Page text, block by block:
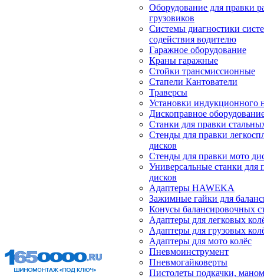
Оборудование для правки
грузовиков
Системы диагностики
содействия водителю
Гаражное оборудование
Краны гаражные
Стойки трансмиссионные
Стапели Кантователи
Траверсы
Установки индукционного
Дископравное
Станки для правки
Стенды для правки
дисков
Стенды для правки мото
Универсальные станки для
дисков
Адаптеры HAWEKA
Зажимные гайки для
Конусы балансировочных
Адаптеры для легковых
Адаптеры для грузовых
Адаптеры для мото колёс
Пневмоинструмент
Пневмогайковерты
Пистолеты подкачки,